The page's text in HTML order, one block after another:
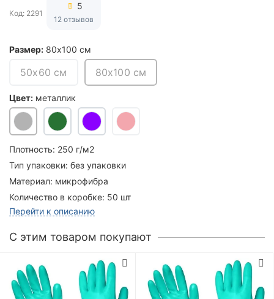
Размер: 80х100 см
50х60 см 80х100 см
Цвет: металлик
Плотность: 250 г/м2
Тип упаковки: без упаковки
Материал: микрофибра
Количество в коробке: 50 шт
Перейти к описанию
Код: 2291
5
12 отзывов
C этим товаром покупают